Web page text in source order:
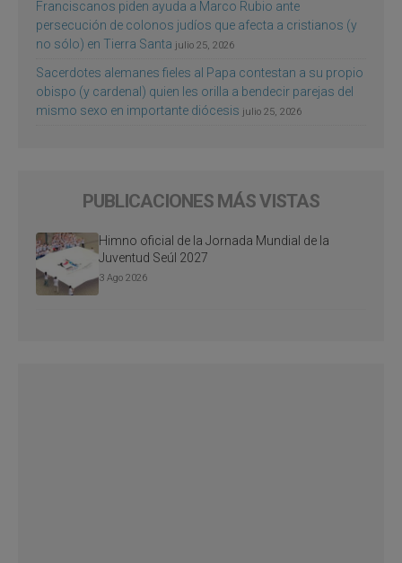
Franciscanos piden ayuda a Marco Rubio ante
persecución de colonos judíos que afecta a cristianos (y
no sólo) en Tierra Santa julio 25, 2026
Sacerdotes alemanes fieles al Papa contestan a su propio
obispo (y cardenal) quien les orilla a bendecir parejas del
mismo sexo en importante diócesis julio 25, 2026
PUBLICACIONES MÁS VISTAS
Himno oficial de la Jornada Mundial de la
Juventud Seúl 2027
3 Ago 2026